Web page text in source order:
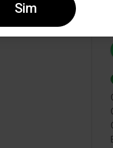
Sim